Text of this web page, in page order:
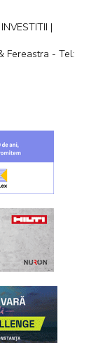
|
Fereastra - Tel: